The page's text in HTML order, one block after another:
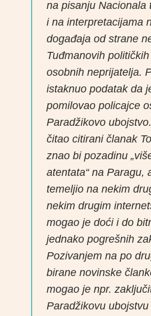
na pisanju Nacionala
i na interpretacijama
događaja od strane
Tuđmanovih
osobnih neprijatelja.
istaknuo podatak da
pomilovao policajce
Paradžikovo
čitao citirani članak
znao bi pozadinu
atentata“ na Paragu,
temeljio na nekim
nekim drugim
mogao je doći i do
jednako pogrešnih
Pozivanjem na po
birane novinske
mogao je npr.
Paradžikovu ubojstvu